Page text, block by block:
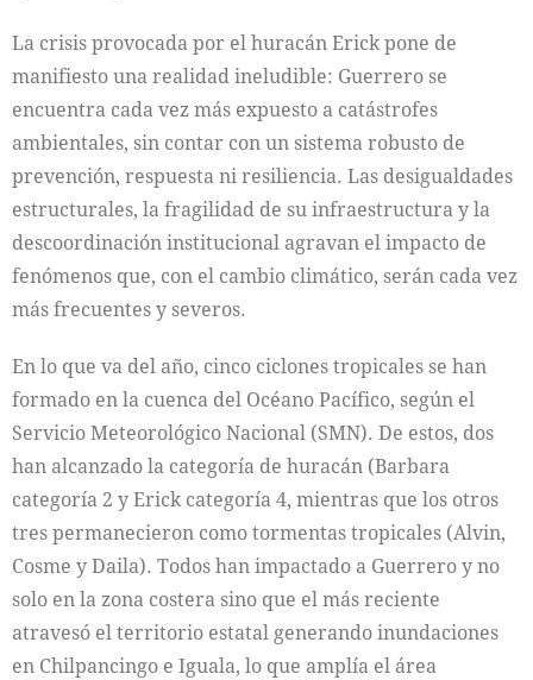
La crisis provocada por el huracán Erick pone de
manifiesto una realidad ineludible: Guerrero se
encuentra cada vez más expuesto a catástrofes
ambientales, sin contar con un sistema robusto de
prevención, respuesta ni resiliencia. Las desigualdades
estructurales, la fragilidad de su infraestructura y la
descoordinación institucional agravan el impacto de
fenómenos que, con el cambio climático, serán cada vez
más frecuentes y severos.
En lo que va del año, cinco ciclones tropicales se han
formado en la cuenca del Océano Pacífico, según el
Servicio Meteorológico Nacional (SMN). De estos, dos
han alcanzado la categoría de huracán (Barbara
categoría 2 y Erick categoría 4, mientras que los otros
tres permanecieron como tormentas tropicales (Alvin,
Cosme y Daila). Todos han impactado a Guerrero y no
solo en la zona costera sino que el más reciente
atravesó el territorio estatal generando inundaciones
en Chilpancingo e Iguala, lo que amplía el área